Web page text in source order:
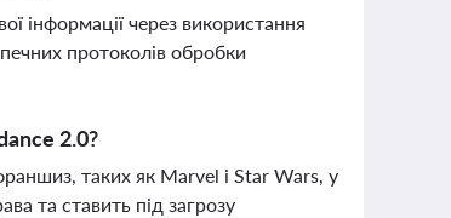
інформації через використання
протоколів обробки
2.0?
таких як Marvel і Star Wars, у
та ставить під загрозу